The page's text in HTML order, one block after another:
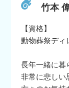
竹本
【資格】
動物葬祭ディ
長年一緒に暮
非常に悲しい